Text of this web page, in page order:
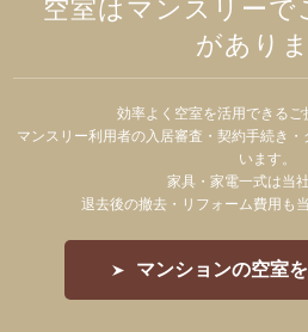
空室はマンスリーで
があり
効率よく空室を活用できるご
マンスリー利用者の入居審査・契約手続き
います。
家具・家電一式は当社
退去後の撤去・リフォーム費用も
マンションの空室